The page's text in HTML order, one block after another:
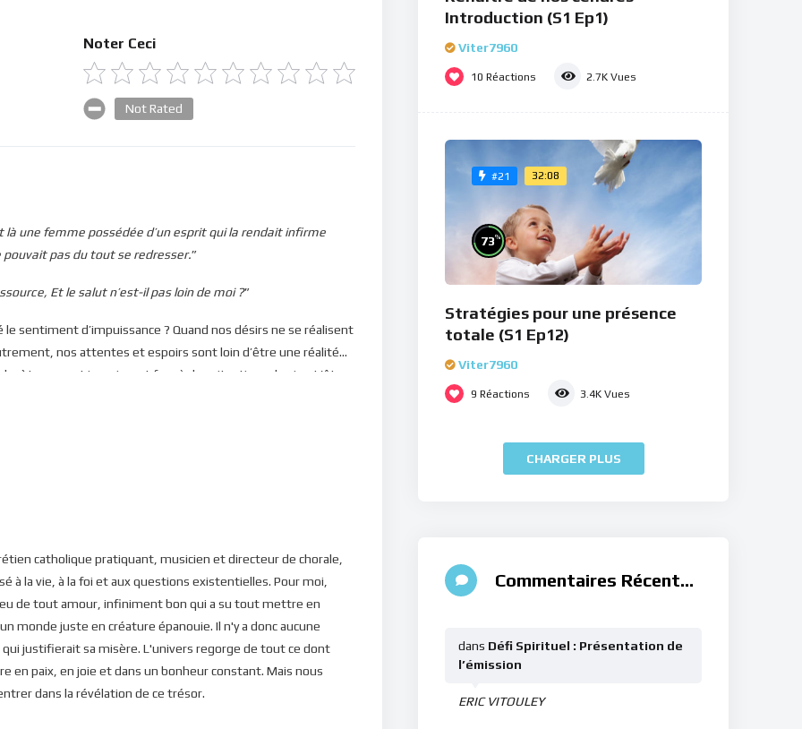
Noter Ceci
Not Rated
là une femme possédée d’un esprit qui la rendait infirme
pas du tout se redresser.”
Et le salut n’est-il pas loin de moi ?”
sentiment d’impuissance ? Quand nos désirs ne se réalisent
nos attentes et espoirs sont loin d’être une réalité…
se sent impuissant face à des situations de vie… L’être
à avoir le contrôle… D’une baguette magique, il voudrait bien
il l’entend, et disposer de toutes les ressources dont il
En effet, dans une vie passée (première ou deuxième
avions peut-être manqué des choses… Nous avions souffert
nous manque encore dans notre vie actuelle… Et l’on
et pour cela, il voudrait bien avoir ce pouvoir de changer
cette promesse future de transformer la vie afin
toutes ces attentes qui soutendent le sentiment
qui met sa sécurité dans les choses externes à lui ne
de l’homme court continuellement vers la perfection. Si
catholique pratiquant, musicien et directeur de chorale,
à la vie, à la foi et aux questions existentielles. Pour moi,
de tout amour, infiniment bon qui a su tout mettre en
monde juste en créature épanouie. Il n'y a donc aucune
justifierait sa misère. L'univers regorge de tout ce dont
en paix, en joie et dans un bonheur constant. Mais nous
dans la révélation de ce trésor.
Introduction (S1 Ep1)
Viter7960
10 Réactions 2.7K Vues
#21 32:08
73%
Stratégies pour une présence
totale (S1 Ep12)
Viter7960
9 Réactions 3.4K Vues
CHARGER PLUS
Commentaires Récents
ERIC VITOULEY
dans Défi Spirituel : Présentation de
l’émission